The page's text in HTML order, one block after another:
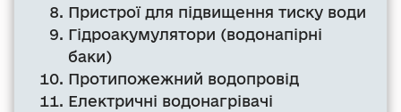
Пристрої для підвищення тиску води
Гідроакумулятори (водонапірні
баки)
Протипожежний водопровід
Електричні водонагрівачі